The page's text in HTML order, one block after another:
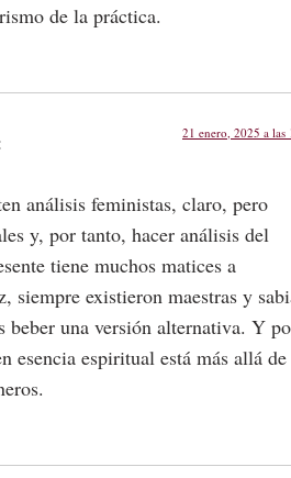
de la práctica.
21 enero, 2025 a las
análisis feministas, claro, pero
y, por tanto, hacer análisis del
tiene muchos matices a
siempre existieron maestras y
beber una versión alternativa. Y
esencia espiritual está más allá